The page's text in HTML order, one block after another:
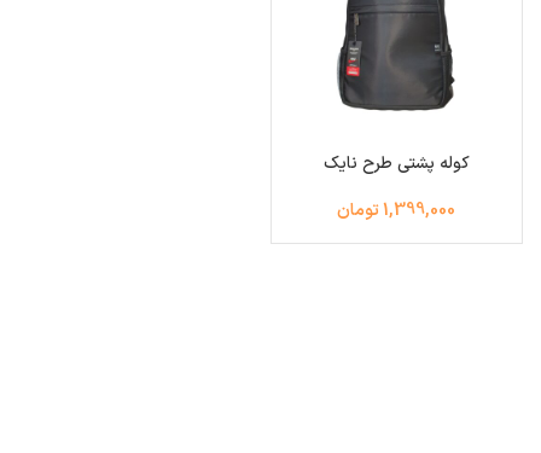
کوله پشتی طرح نایک
1,399,000 تومان